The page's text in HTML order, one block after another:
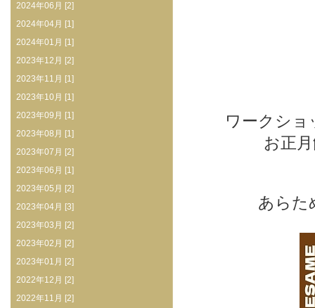
ワークシ
お正
あらた
2024年06月 [2]
2024年04月 [1]
2024年01月 [1]
2023年12月 [2]
2023年11月 [1]
2023年10月 [1]
2023年09月 [1]
2023年08月 [1]
2023年07月 [2]
2023年06月 [1]
2023年05月 [2]
2023年04月 [3]
2023年03月 [2]
2023年02月 [2]
2023年01月 [2]
2022年12月 [2]
2022年11月 [2]